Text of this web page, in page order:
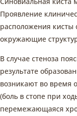
Проявление
расположения кисты
окружающие
В случае стеноза
результате
возникают во время
(боль в стопе при
перемежающаяся